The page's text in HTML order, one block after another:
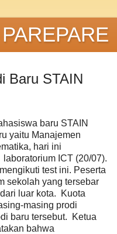
Baru STAIN
baru STAIN
yaitu Manajemen
hari ini
ICT (20/07).
test ini. Peserta
sekolah yang tersebar
luar kota. Kuota
masing prodi
baru tersebut. Ketua
bahwa